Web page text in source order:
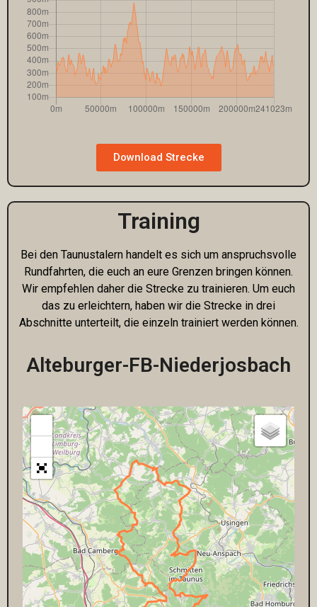
Download Strecke
Training
Bei den Taunustalern handelt es sich um anspruchsvolle
Rundfahrten, die euch an eure Grenzen bringen können.
Wir empfehlen daher die Strecke zu trainieren. Um euch
das zu erleichtern, haben wir die Strecke in drei
Abschnitte unterteilt, die einzeln trainiert werden können.
Alteburger-FB-Niederjosbach